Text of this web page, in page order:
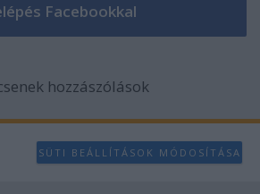
hozzászólások
SÜTI BEÁLLÍTÁSOK MÓDOSÍTÁSA